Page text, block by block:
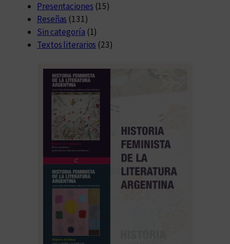
Presentaciones (15)
Reseñas (131)
Sin categoría (1)
Textos literarios (23)